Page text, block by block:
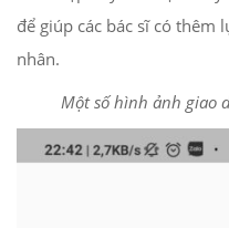
để giúp các bác sĩ có thêm
nhân.
Một số hình ảnh giao